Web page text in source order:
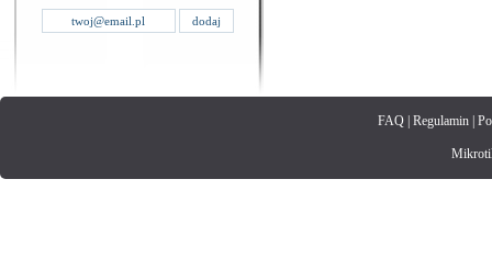
FAQ| Regulamin|